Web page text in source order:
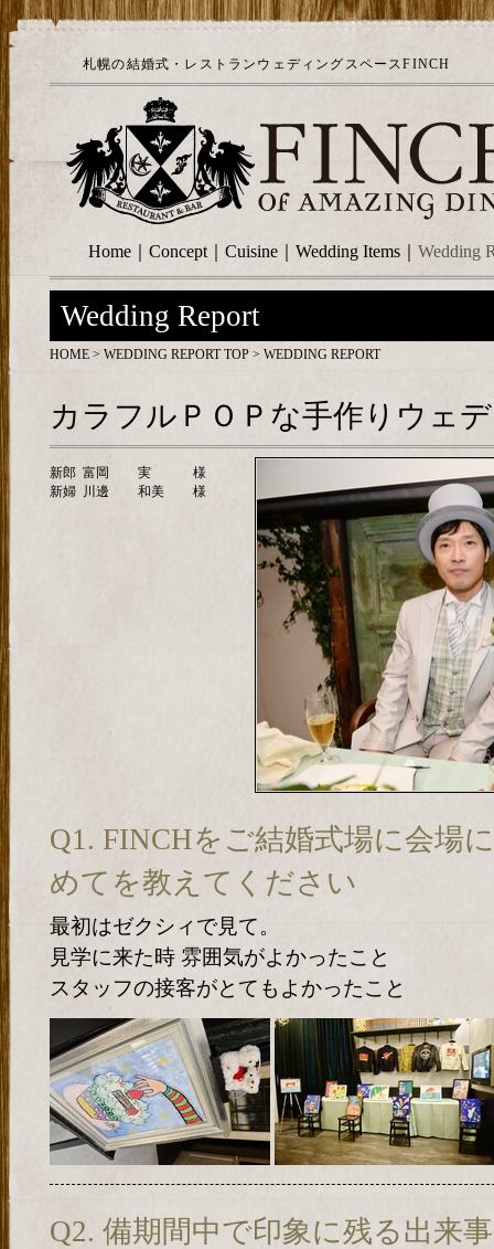
札幌の結婚式・レストランウェディングスペースFINCH
Home Concept Cuisine Wedding Items Wedding
Wedding Report
HOME > WEDDING REPORT TOP > WEDDING REPORT
カラフルＰＯＰな手作りウェ
新郎 富岡 実
様
新婦 川邊 和美 様
Q1. FINCHをご結婚式場に会場
めてを教えてください
最初はゼクシィで見て。
見学に来た時 雰囲気がよかったこと
スタッフの接客がとてもよかったこと
Q2. 備期間中で印象に残る出来